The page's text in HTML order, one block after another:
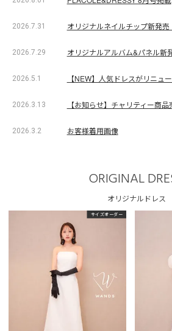
2026.7.31 オリジナルネイルチップ新発売
2026.7.29 オリジナルアルバム&パネル新
2026.5.1 【NEW】人気ドレスがリニュ
2026.3.13 【お知らせ】チャリティー商
2026.3.2 お客様着用画像
ORIGINAL
オリジナルドレス
サイズオーダー